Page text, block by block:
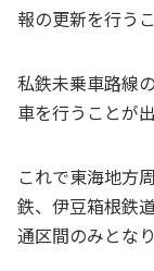
報の更新を行う
私鉄未乗車路線
車を行うことが
これで東海地方
鉄、伊豆箱根鉄
通区間のみとな